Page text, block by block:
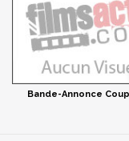
Bande-Annonce